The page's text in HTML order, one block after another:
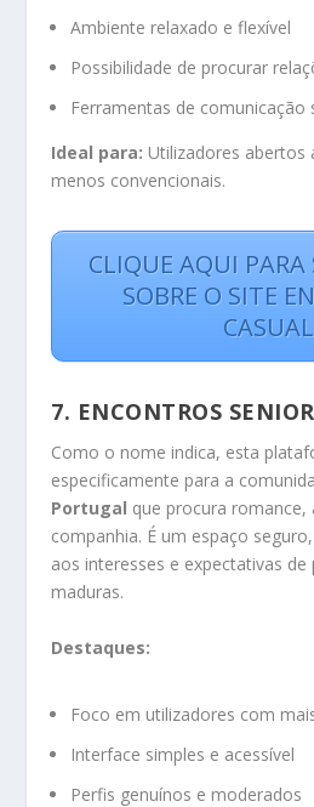
Ambiente relaxado e flexível
Possibilidade de procurar
Ferramentas de comunicação
Ideal para: Utilizadores abertos
menos convencionais.
CLIQUE AQUI PARA
SOBRE O SITE
CASUAL
7. ENCONTROS
Como o nome indica, esta
especificamente para a
Portugal que procura romance,
companhia. É um espaço
aos interesses e expectativas de
maduras.
Destaques:
Foco em utilizadores com
Interface simples e acessível
Perfis genuínos e moderados